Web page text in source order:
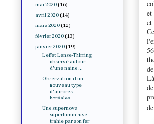
et
et
mai 2020 (16)
avril 2020 (14)
mars 2020 (12)
février 2020 (13)
janvier 2020 (19)
L'effet Lense-Thirring
observé autour
d'une naine ...
Observation d'un
nouveau type
d'aurores
boréales
Une supernova
superlumineuse
trahie par son fer